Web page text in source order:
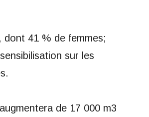
dont 41 % de femmes;
sur les
de 17 000 m3